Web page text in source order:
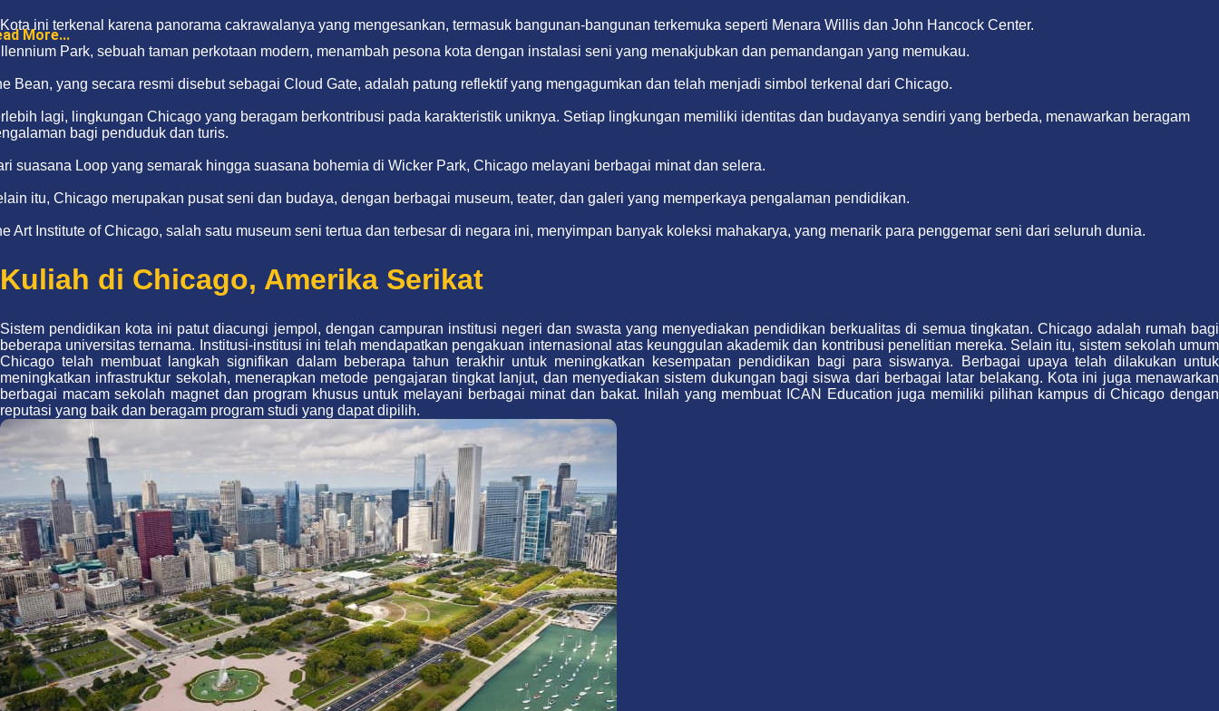
Kota ini terkenal karena panorama cakrawalanya yang mengesankan, termasuk bangunan-bangunan terkemuka seperti Menara Willis dan John Hancock Center.
More...
Park, sebuah taman perkotaan modern, menambah pesona kota dengan instalasi seni yang menakjubkan dan pemandangan yang memukau.
Bean, yang secara resmi disebut sebagai Cloud Gate, adalah patung reflektif yang mengagumkan dan telah menjadi simbol terkenal dari Chicago.
lagi, lingkungan Chicago yang beragam berkontribusi pada karakteristik uniknya. Setiap lingkungan memiliki identitas dan budayanya sendiri yang berbeda, menawarkan beragam
bagi penduduk dan turis.
suasana Loop yang semarak hingga suasana bohemia di Wicker Park, Chicago melayani berbagai minat dan selera.
itu, Chicago merupakan pusat seni dan budaya, dengan berbagai museum, teater, dan galeri yang memperkaya pengalaman pendidikan.
Art Institute of Chicago, salah satu museum seni tertua dan terbesar di negara ini, menyimpan banyak koleksi mahakarya, yang menarik para penggemar seni dari seluruh dunia.
Kuliah di Chicago, Amerika Serikat
Sistem pendidikan kota ini patut diacungi jempol, dengan campuran institusi negeri dan swasta yang menyediakan pendidikan berkualitas di semua tingkatan. Chicago adalah rumah bagi
beberapa universitas ternama. Institusi-institusi ini telah mendapatkan pengakuan internasional atas keunggulan akademik dan kontribusi penelitian mereka. Selain itu, sistem sekolah umum
Chicago telah membuat langkah signifikan dalam beberapa tahun terakhir untuk meningkatkan kesempatan pendidikan bagi para siswanya. Berbagai upaya telah dilakukan untuk
meningkatkan infrastruktur sekolah, menerapkan metode pengajaran tingkat lanjut, dan menyediakan sistem dukungan bagi siswa dari berbagai latar belakang. Kota ini juga menawarkan
berbagai macam sekolah magnet dan program khusus untuk melayani berbagai minat dan bakat. Inilah yang membuat ICAN Education juga memiliki pilihan kampus di Chicago dengan
reputasi yang baik dan beragam program studi yang dapat dipilih.